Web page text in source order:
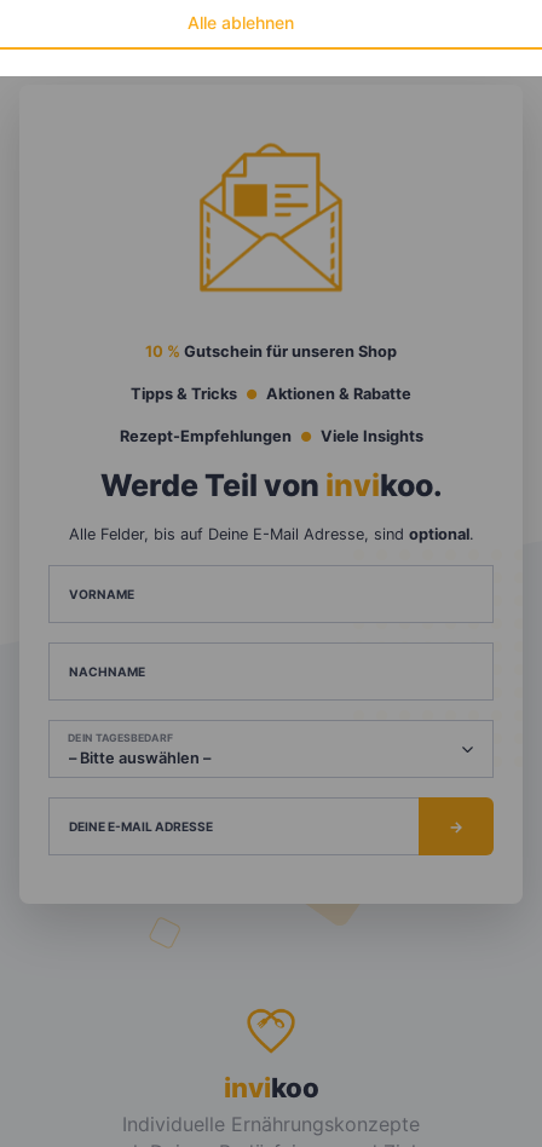
Alle ablehnen
10 % Gutschein für unseren Shop
Tipps & Tricks Aktionen & Rabatte
Rezept-Empfehlungen Viele Insights
Werde Teil von invikoo.
Alle Felder, bis auf Deine E-Mail Adresse, sind optional.
VORNAME
NACHNAME
DEIN TAGESBEDARF
DEINE E-MAIL ADRESSE
invikoo
Individuelle Ernährungskonzepte